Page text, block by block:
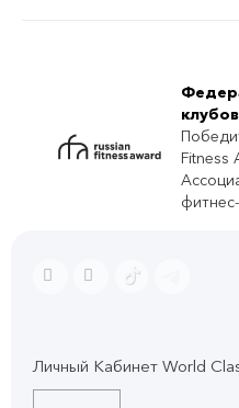
Fitness
Личный Кабинет World